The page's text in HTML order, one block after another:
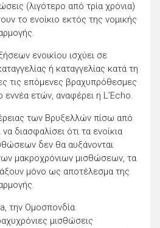
(λιγότερο από τρία χρόνια)
το ενοίκιο εκτός της νομικής
ενοικίου ισχύει σε
ή καταγγελίας κατά τη
τις επόμενες βραχυπρόθεσμες
εννέα ετών, αναφέρει η L’Echo.
των Βρυξελλών πίσω από
διασφαλίσει ότι τα ενοίκια
δεν θα αυξάνονται
μακροχρόνιων μισθώσεων, τα
μόνο ως αποτέλεσμα της
την Ομοσπονδία
μισθώσεις